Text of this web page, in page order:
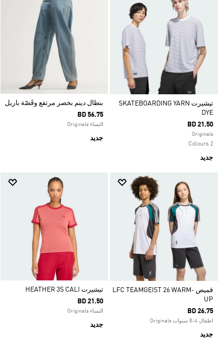
تيشيرت SKATEBOARDING YARN
DYE
BD 21.50
Originals
2 Colours
جديد
بنطال دينم بخصر مرتفع وقَصّة باريل
BD 56.75
النساء Originals
جديد
قميص LFC TEAMGEIST 26 WARM-
UP
BD 26.75
اطفال 4-8 سنوات Originals
جديد
تيشيرت HEATHER 3S CALI
BD 21.50
النساء Originals
جديد